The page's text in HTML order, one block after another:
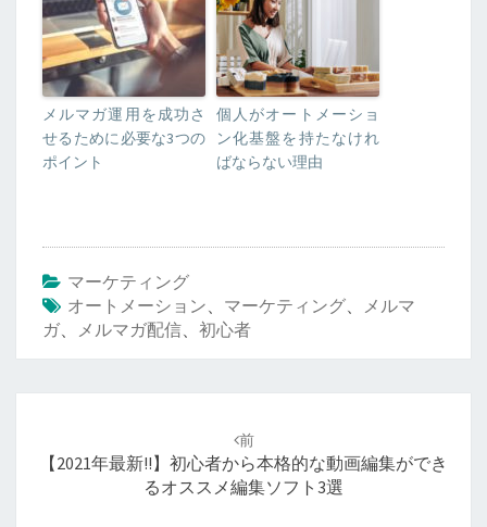
メルマガ運用を成功さ
せるために必要な3つの
ポイント
個人がオートメーショ
ン化基盤を持たなけれ
ばならない理由
マーケティング
オートメーション、 マーケティング、 メルマ
ガ、 メルマガ配信、 初心者
前
【2021年最新!!】初心者から本格的な動画編集ができ
るオススメ編集ソフト3選